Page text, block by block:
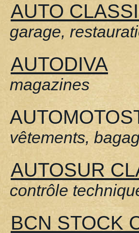
AUTO
garage,
AUTODIVA
magazines
vêtements,
AUTOSUR
contrôle
BCN STOCK